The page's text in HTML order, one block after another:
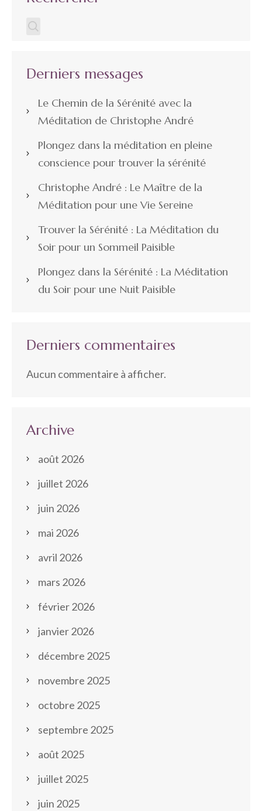
Derniers messages
Le Chemin de la Sérénité avec la
Méditation de Christophe André
Plongez dans la méditation en pleine
conscience pour trouver la sérénité
Christophe André : Le Maître de la
Méditation pour une Vie Sereine
Trouver la Sérénité : La Méditation du
Soir pour un Sommeil Paisible
Plongez dans la Sérénité : La Méditation
du Soir pour une Nuit Paisible
Derniers commentaires
Aucun commentaire à afficher.
Archive
août 2026
juillet 2026
juin 2026
mai 2026
avril 2026
mars 2026
février 2026
janvier 2026
décembre 2025
novembre 2025
octobre 2025
septembre 2025
août 2025
juillet 2025
juin 2025